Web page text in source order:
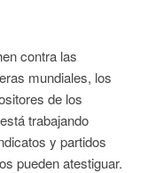
contra las
mundiales, los
de los
trabajando
y partidos
pueden atestiguar.